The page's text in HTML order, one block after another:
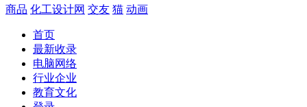
商品 化工设计网 交友 猫 动画
首页
最新收录
电脑网络
行业企业
教育文化